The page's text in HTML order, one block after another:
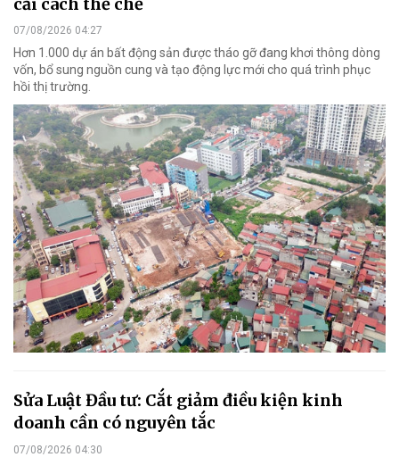
07/08/2026 04:27
Hơn 1.000 dự án bất động sản được tháo gỡ đang khơi thông dòng
vốn, bổ sung nguồn cung và tạo động lực mới cho quá trình phục
hồi thị trường.
Sửa Luật Đầu tư: Cắt giảm điều kiện kinh
doanh cần có nguyên tắc
07/08/2026 04:30